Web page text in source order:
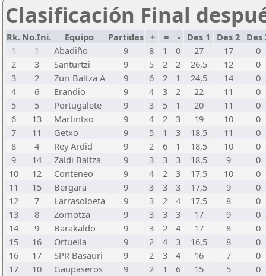
Clasificación Final
Rk. No.Ini. Equipo Partidas + = - Des 1 Des 2 Des
1
1 Abadiño 9 8 1 0 27 17
0
2
3 Santurtzi 9 5 2 2 26,5 12
0
3
2 Zuri Baltza A 9 6 2 1 24,5 14
0
4
6 Erandio 9 4 3 2 22 11
0
5
5 Portugalete 9 3 5 1 20 11
0
6
13 Martintxo 9 4 2 3 19 10
0
7
11 Getxo 9 5 1 3 18,5 11
0
8
4 Rey Ardid 9 2 6 1 18,5 10
0
9
14 Zaldi Baltza 9 3 3 3 18,5 9
0
10
12 Conteneo 9 4 2 3 17,5 10
0
11
15 Bergara 9 3 3 3 17,5 9
0
12
7 Larrasoloeta 9 3 2 4 17,5 8
0
13
8 Zornotza 9 3 3 3 17 9
0
14
9 Barakaldo 9 3 2 4 17 8
0
15
16 Ortuella 9 2 4 3 16,5 8
0
16
17 SPR Basauri 9 2 3 4 16 7
0
17
10 Gaupaseros 9 2 1 6 15 5
0